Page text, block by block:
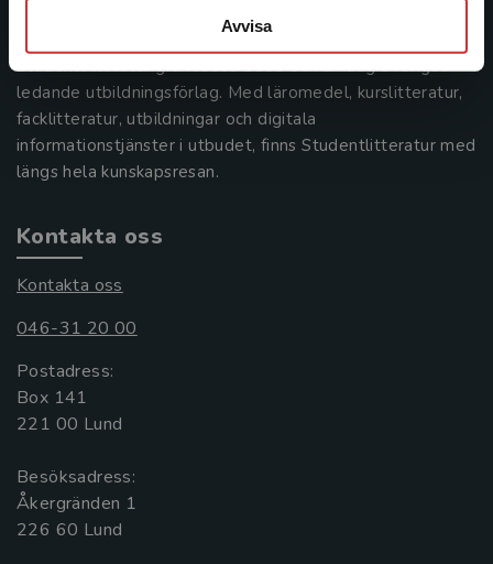
Avvisa
Studentlitteratur grundades 1963 och är idag Sveriges
ledande utbildningsförlag. Med läromedel, kurslitteratur,
facklitteratur, utbildningar och digitala
informationstjänster i utbudet, finns Studentlitteratur med
längs hela kunskapsresan.
Kontakta oss
Kontakta oss
046-31 20 00
Postadress:
Box 141
221 00 Lund
Besöksadress:
Åkergränden 1